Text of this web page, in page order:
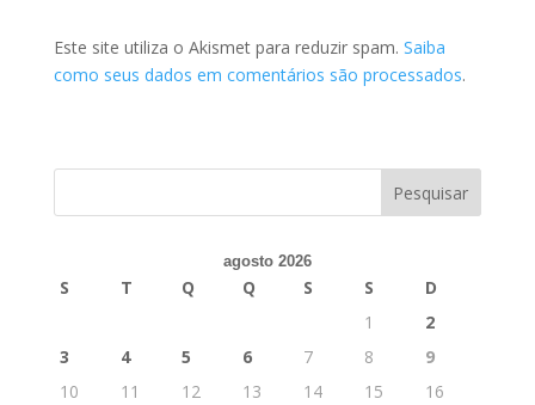
Este site utiliza o Akismet para reduzir spam. Saiba
como seus dados em comentários são processados.
agosto 2026
S T Q Q S S
D
1
2
3
4 5 6 7 8
9
10
11 12 13 14 15
16